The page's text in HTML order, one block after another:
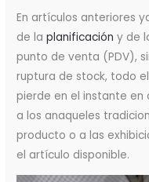
En artículos anteriores
de laplanificación y de
punto de venta (PDV),
ruptura de stock, todo
pierde en el instante en
a los anaqueles
producto o a las
el artículo disponible.